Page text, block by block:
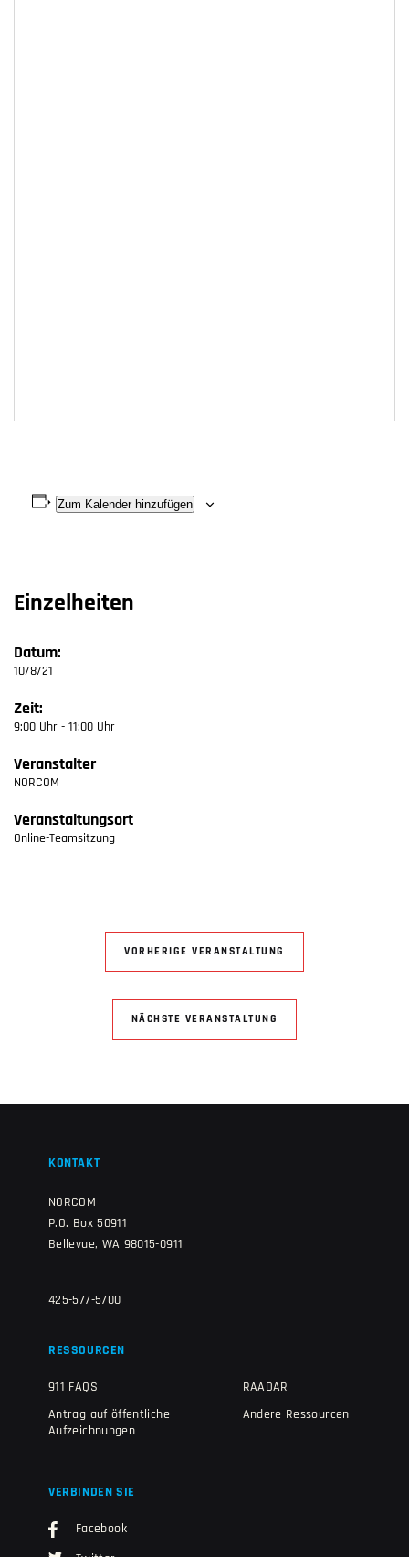
Zum Kalender hinzufügen
Einzelheiten
Datum:
10/8/21
Zeit:
9:00 Uhr - 11:00 Uhr
Veranstalter
NORCOM
Veranstaltungsort
Online-Teamsitzung
VORHERIGE VERANSTALTUNG
NÄCHSTE VERANSTALTUNG
KONTAKT
NORCOM
P.O. Box 50911
Bellevue, WA 98015-0911
425-577-5700
RESSOURCEN
911 FAQS
Antrag auf öffentliche
Aufzeichnungen
RAADAR
Andere Ressourcen
VERBINDEN SIE
Facebook